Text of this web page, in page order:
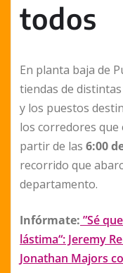
todos
En planta baja de
tiendas de
y los puestos
los corredores que
partir de las 6:00
recorrido que
departamento.
Infórmate: ”Sé
lástima“: Jeremy
Jonathan Majors